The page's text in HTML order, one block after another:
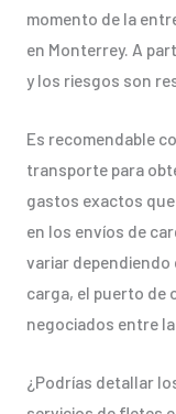
momento de la
en Monterrey. A
y los riesgos son
Es recomendable
transporte para
gastos exactos que
en los envíos de
variar
carga, el puerto de
negociados entre
¿Podrías detallar